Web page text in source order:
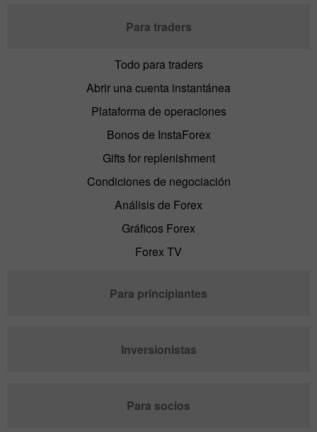
Para traders
Todo para traders
Abrir una cuenta instantánea
Plataforma de operaciones
Bonos de InstaForex
Gifts for replenishment
Condiciones de negociación
Análisis de Forex
Gráficos Forex
Forex TV
Para principiantes
Inversionistas
Para socios